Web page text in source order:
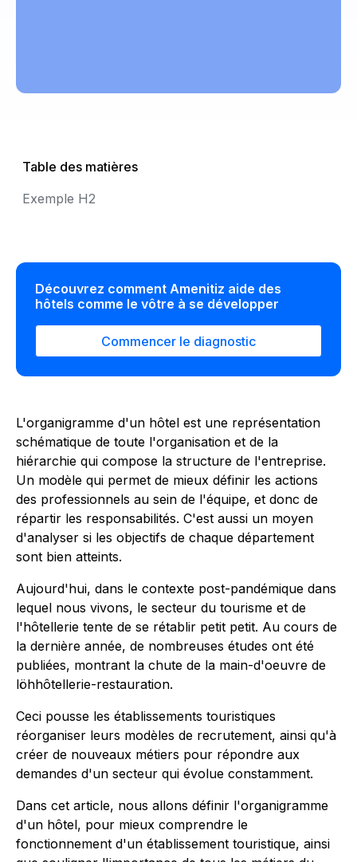
Table des matières
Exemple H2
Découvrez comment Amenitiz aide des
hôtels comme le vôtre à se développer
Commencer le diagnostic
L'organigramme d'un hôtel est une représentation
schématique de toute l'organisation et de la
hiérarchie qui compose la structure de l'entreprise.
Un modèle qui permet de mieux définir les actions
des professionnels au sein de l'équipe, et donc de
répartir les responsabilités. C'est aussi un moyen
d'analyser si les objectifs de chaque département
sont bien atteints.
Aujourd'hui, dans le contexte post-pandémique dans
lequel nous vivons, le secteur du tourisme et de
l'hôtellerie tente de se rétablir petit petit. Au cours de
la dernière année, de nombreuses études ont été
publiées, montrant la chute de la main-d'oeuvre de
löhhôtellerie-restauration.
Ceci pousse les établissements touristiques
réorganiser leurs modèles de recrutement, ainsi qu'à
créer de nouveaux métiers pour répondre aux
demandes d'un secteur qui évolue constamment.
Dans cet article, nous allons définir l'organigramme
d'un hôtel, pour mieux comprendre le
fonctionnement d'un établissement touristique, ainsi